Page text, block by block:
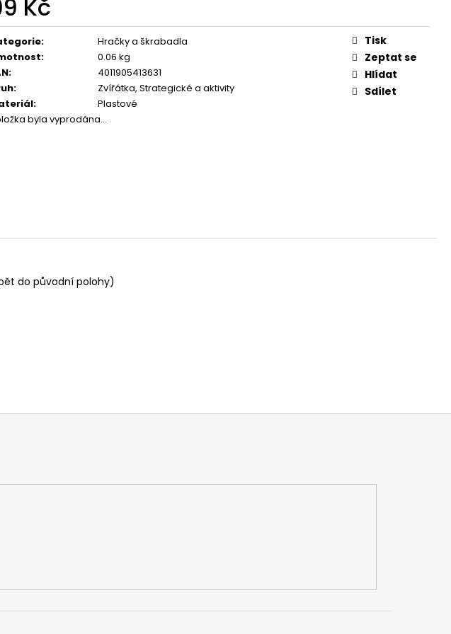
Kč
:
Hračky a škrabadla
:
0.06 kg
:
4011905413631
:
Zvířátka, Strategické a aktivity
:
Plastové
byla vyprodána…
Tisk
Zeptat se
Hlídat
Sdílet
do původní polohy)
CALIBRA JOY DOG YUMMY TUNA TREAT
100G